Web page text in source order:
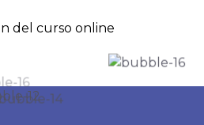
del curso online